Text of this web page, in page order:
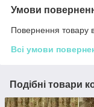
Умови
Повернення товару
Всі умови
Подібні товари